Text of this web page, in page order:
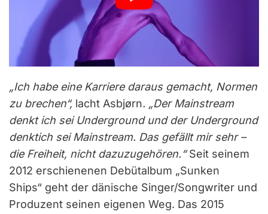
„Ich habe eine Karriere daraus gemacht, Normen
zu brechen“, lacht Asbjørn. „Der Mainstream
denkt ich sei Underground und der Underground
denktich sei Mainstream. Das gefällt mir sehr –
die Freiheit, nicht dazuzugehören.“Seit seinem
2012 erschienenen Debütalbum „Sunken
Ships“ geht der dänische Singer/Songwriter und
Produzent seinen eigenen Weg. Das 2015